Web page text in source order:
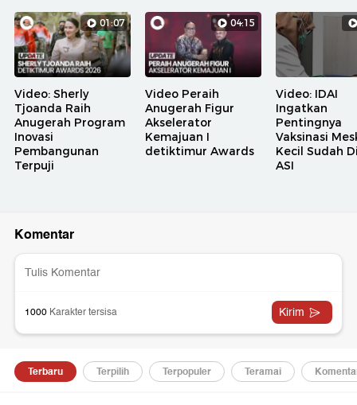
01:07
Video: Sherly
Tjoanda Raih
Anugerah Program
Inovasi
Pembangunan
Terpuji
04:15
Video Peraih
Anugerah Figur
Akselerator
Kemajuan I
detiktimur Awards
Video: IDAI
Ingatkan
Pentingnya
Vaksinasi
Kecil Sudah
ASI